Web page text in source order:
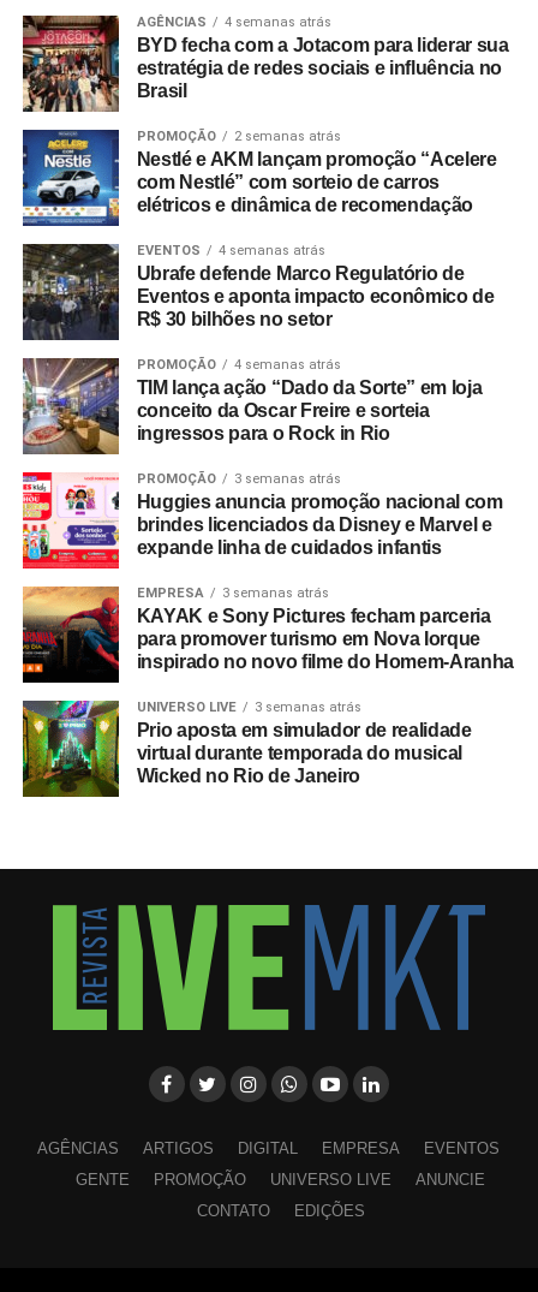
AGÊNCIAS 4 semanas atrás
BYD fecha com a Jotacom para liderar sua
estratégia de redes sociais e influência no
Brasil
PROMOÇÃO 2 semanas atrás
Nestlé e AKM lançam promoção “Acelere
com Nestlé” com sorteio de carros
elétricos e dinâmica de recomendação
EVENTOS 4 semanas atrás
Ubrafe defende Marco Regulatório de
Eventos e aponta impacto econômico de
R$ 30 bilhões no setor
PROMOÇÃO 4 semanas atrás
TIM lança ação “Dado da Sorte” em loja
conceito da Oscar Freire e sorteia
ingressos para o Rock in Rio
PROMOÇÃO 3 semanas atrás
Huggies anuncia promoção nacional com
brindes licenciados da Disney e Marvel e
expande linha de cuidados infantis
EMPRESA 3 semanas atrás
KAYAK e Sony Pictures fecham parceria
para promover turismo em Nova Iorque
inspirado no novo filme do Homem-Aranha
UNIVERSO LIVE 3 semanas atrás
Prio aposta em simulador de realidade
virtual durante temporada do musical
Wicked no Rio de Janeiro
AGÊNCIAS ARTIGOS DIGITAL EMPRESA
EVENTOS
GENTE
PROMOÇÃO UNIVERSO LIVE
ANUNCIE
CONTATO
EDIÇÕES